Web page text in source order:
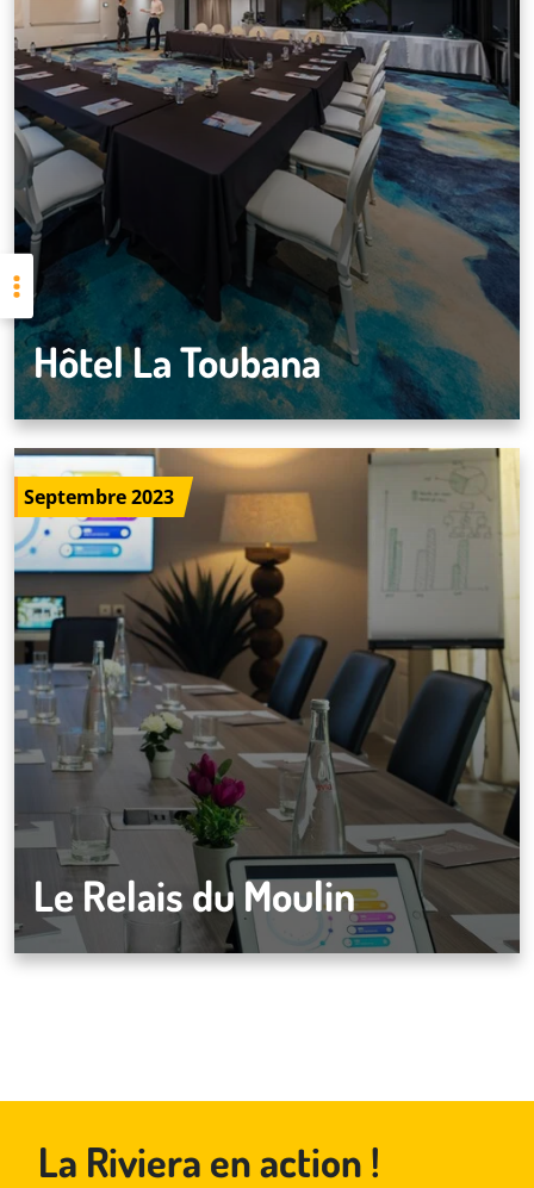
Hôtel La Toubana
Septembre 2023
Le Relais du Moulin
La Riviera en action !